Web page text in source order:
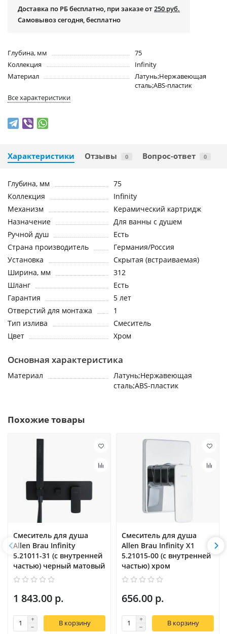
Доставка по РБ бесплатно, при заказе от250 руб.
Самовывоз сегодня, бесплатно
Глубина, мм
75
Коллекция
Infinity
Материал
Латунь;Нержавеющая
сталь;ABS-пластик
Все характеристики
Характеристики Отзывы 0 Вопрос-ответ 0
Глубина, мм
75
Коллекция
Infinity
Механизм
Керамический картридж
Назначение
Для ванны с душем
Ручной душ
Есть
Страна производитель
Германия/Россия
Установка
Скрытая (встраиваемая)
Ширина, мм
312
Шланг
Есть
Гарантия
5 лет
Отверстий для монтажа
1
Тип излива
Смеситель
Цвет
Хром
Основная характеристика
Материал
Латунь;Нержавеющая
сталь;ABS-пластик
Похожие товары
Смеситель для душа
Allen Brau Infinity
5.21011-31 (с внутренней
частью) черный матовый
1 843.00 р.
В корзину
Смеситель для душа
Allen Brau Infinity X1
5.21015-00 (с внутренней
частью) хром
656.00 р.
В корзину